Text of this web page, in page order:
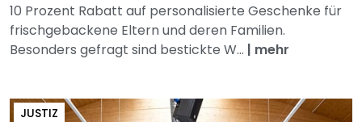
10 Prozent Rabatt auf personalisierte Geschenke für
frischgebackene Eltern und deren Familien.
Besonders gefragt sind bestickte W... | mehr
JUSTIZ